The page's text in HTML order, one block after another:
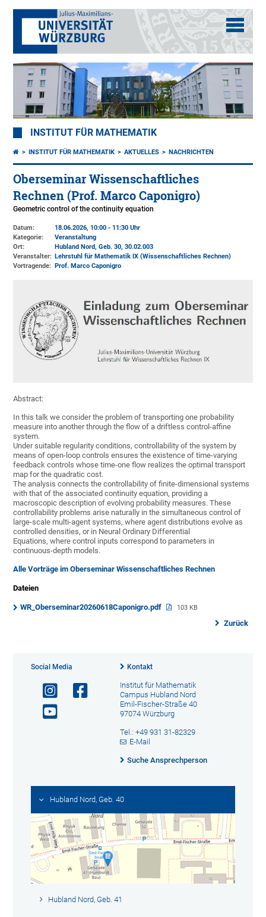
INSTITUT FÜR MATHEMATIK
INSTITUT FÜR MATHEMATIK AKTUELLES NACHRICHTEN
Oberseminar Wissenschaftliches
Rechnen (Prof. Marco Caponigro)
Geometric control of the continuity equation
Datum:
18.06.2026, 10:00 - 11:30 Uhr
Kategorie:
Veranstaltung
Ort:
Hubland Nord, Geb. 30, 30.02.003
Veranstalter: Lehrstuhl für Mathematik IX (Wissenschaftliches Rechnen)
Vortragende:
Prof. Marco Caponigro
Abstract:
In this talk we consider the problem of transporting one probability
measure into another through the flow of a driftless control-affine
system.
Under suitable regularity conditions, controllability of the system by
means of open-loop controls ensures the existence of time-varying
feedback controls whose time-one flow realizes the optimal transport
map for the quadratic cost.
The analysis connects the controllability of finite-dimensional systems
with that of the associated continuity equation, providing a
macroscopic description of evolving probability measures. These
controllability problems arise naturally in the simultaneous control of
large-scale multi-agent systems, where agent distributions evolve as
controlled densities, or in Neural Ordinary Differential
Equations, where control inputs correspond to parameters in
continuous-depth models.
Alle Vorträge im Oberseminar Wissenschaftliches Rechnen
Dateien
WR_Oberseminar20260618Caponigro.pdf 103 KB
Zurück
Social Media Kontakt
Institut für Mathematik
Campus Hubland Nord
Emil-Fischer-Straße 40
97074 Würzburg
Tel.: +49 931 31-82329
E-Mail
Suche Ansprechperson
Hubland Nord, Geb. 40
Hubland Nord, Geb. 41